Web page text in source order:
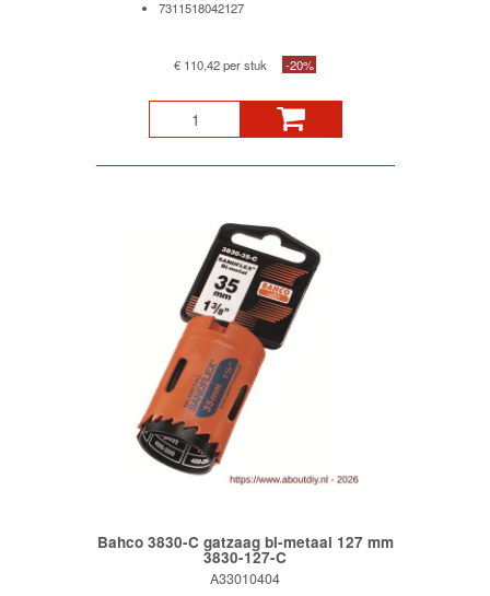
7311518042127
€ 110,42 per stuk -20%
Bahco 3830-C gatzaag bi-metaal 127 mm
3830-127-C
A33010404